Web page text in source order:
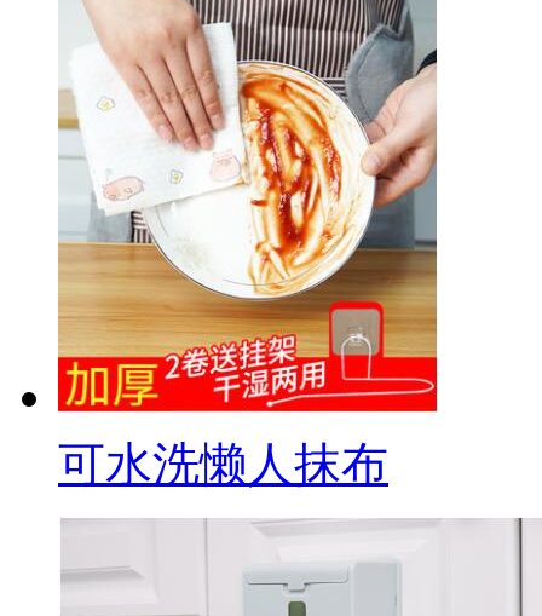
可水洗懒人抹布